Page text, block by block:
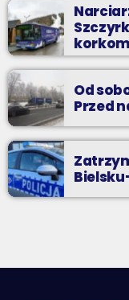
Od
Przed